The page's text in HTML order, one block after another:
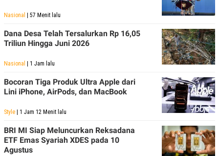
Nasional | 57 Menit lalu
Dana Desa Telah Tersalurkan Rp 16,05
Triliun Hingga Juni 2026
Nasional | 1 Jam lalu
Bocoran Tiga Produk Ultra Apple dari
Lini iPhone, AirPods, dan MacBook
Style | 1 Jam 12 Menit lalu
BRI MI Siap Meluncurkan Reksadana
ETF Emas Syariah XDES pada 10
Agustus